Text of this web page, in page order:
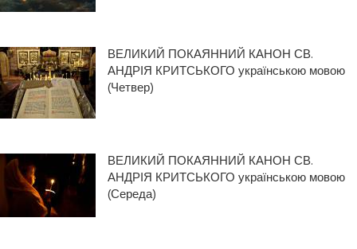
ВЕЛИКИЙ ПОКАЯННИЙ КАНОН СВ.
АНДРІЯ КРИТСЬКОГО українською мовою
(Четвер)
ВЕЛИКИЙ ПОКАЯННИЙ КАНОН СВ.
АНДРІЯ КРИТСЬКОГО українською мовою
(Середа)